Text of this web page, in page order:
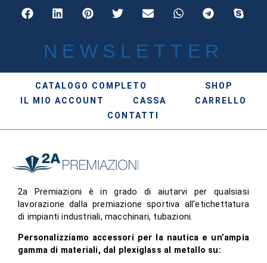
NEWSLETTER
CATALOGO COMPLETO
SHOP
IL MIO ACCOUNT
CASSA
CARRELLO
CONTATTI
2a Premiazioni è in grado di aiutarvi per qualsiasi
lavorazione dalla premiazione sportiva all’etichettatura
di impianti industriali, macchinari, tubazioni.
Personalizziamo accessori per la nautica e un’ampia
gamma di materiali, dal plexiglass al metallo su: